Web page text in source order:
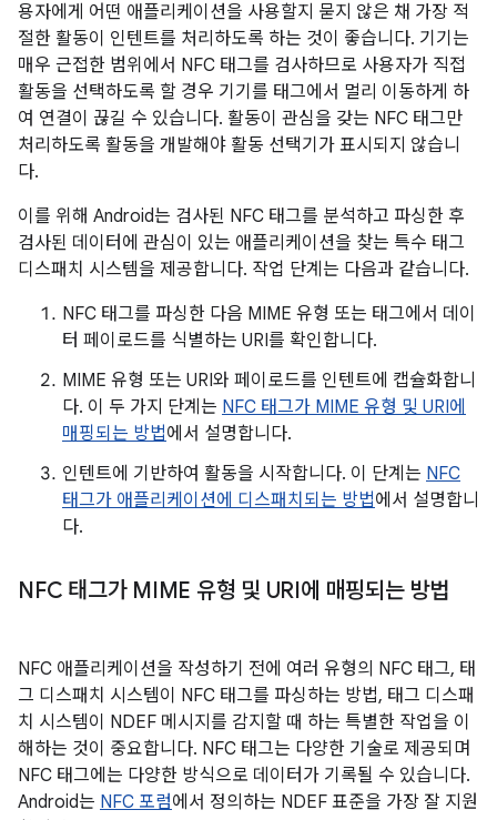
용자에게 어떤 애플리케이션을 사용할지 묻지 않은 채 가장 적
절한 활동이 인텐트를 처리하도록 하는 것이 좋습니다. 기기는
매우 근접한 범위에서 NFC 태그를 검사하므로 사용자가 직접
활동을 선택하도록 할 경우 기기를 태그에서 멀리 이동하게 하
여 연결이 끊길 수 있습니다. 활동이 관심을 갖는 NFC 태그만
처리하도록 활동을 개발해야 활동 선택기가 표시되지 않습니
다.
이를 위해 Android는 검사된 NFC 태그를 분석하고 파싱한 후
검사된 데이터에 관심이 있는 애플리케이션을 찾는 특수 태그
디스패치 시스템을 제공합니다. 작업 단계는 다음과 같습니다.
NFC 태그를 파싱한 다음 MIME 유형 또는 태그에서 데이
터 페이로드를 식별하는 URI를 확인합니다.
MIME 유형 또는 URI와 페이로드를 인텐트에 캡슐화합니
다. 이 두 가지 단계는 NFC 태그가 MIME 유형 및 URI에
매핑되는 방법에서 설명합니다.
인텐트에 기반하여 활동을 시작합니다. 이 단계는 NFC
태그가 애플리케이션에 디스패치되는 방법에서 설명합니
다.
NFC 태그가 MIME 유형 및 URI에 매핑되는 방법
NFC 애플리케이션을 작성하기 전에 여러 유형의 NFC 태그, 태
그 디스패치 시스템이 NFC 태그를 파싱하는 방법, 태그 디스패
치 시스템이 NDEF 메시지를 감지할 때 하는 특별한 작업을 이
해하는 것이 중요합니다. NFC 태그는 다양한 기술로 제공되며
NFC 태그에는 다양한 방식으로 데이터가 기록될 수 있습니다.
Android는 NFC 포럼에서 정의하는 NDEF 표준을 가장 잘 지원